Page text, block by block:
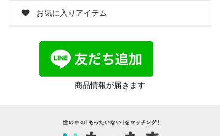
お気に入りアイテム
商品情報が届きます